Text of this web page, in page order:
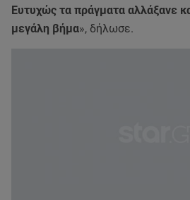
Ευτυχώς τα πράγματα αλλάξανε
μεγάλη βήμα», δήλωσε.